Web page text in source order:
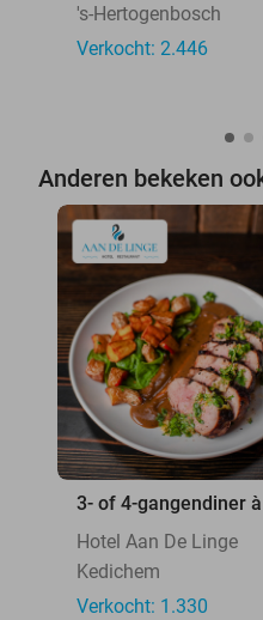
's-Hertogenbosch
Verkocht: 2.446
Anderen bekeken
3- of 4-gangendiner
Hotel Aan De Linge
Kedichem
Verkocht: 1.330